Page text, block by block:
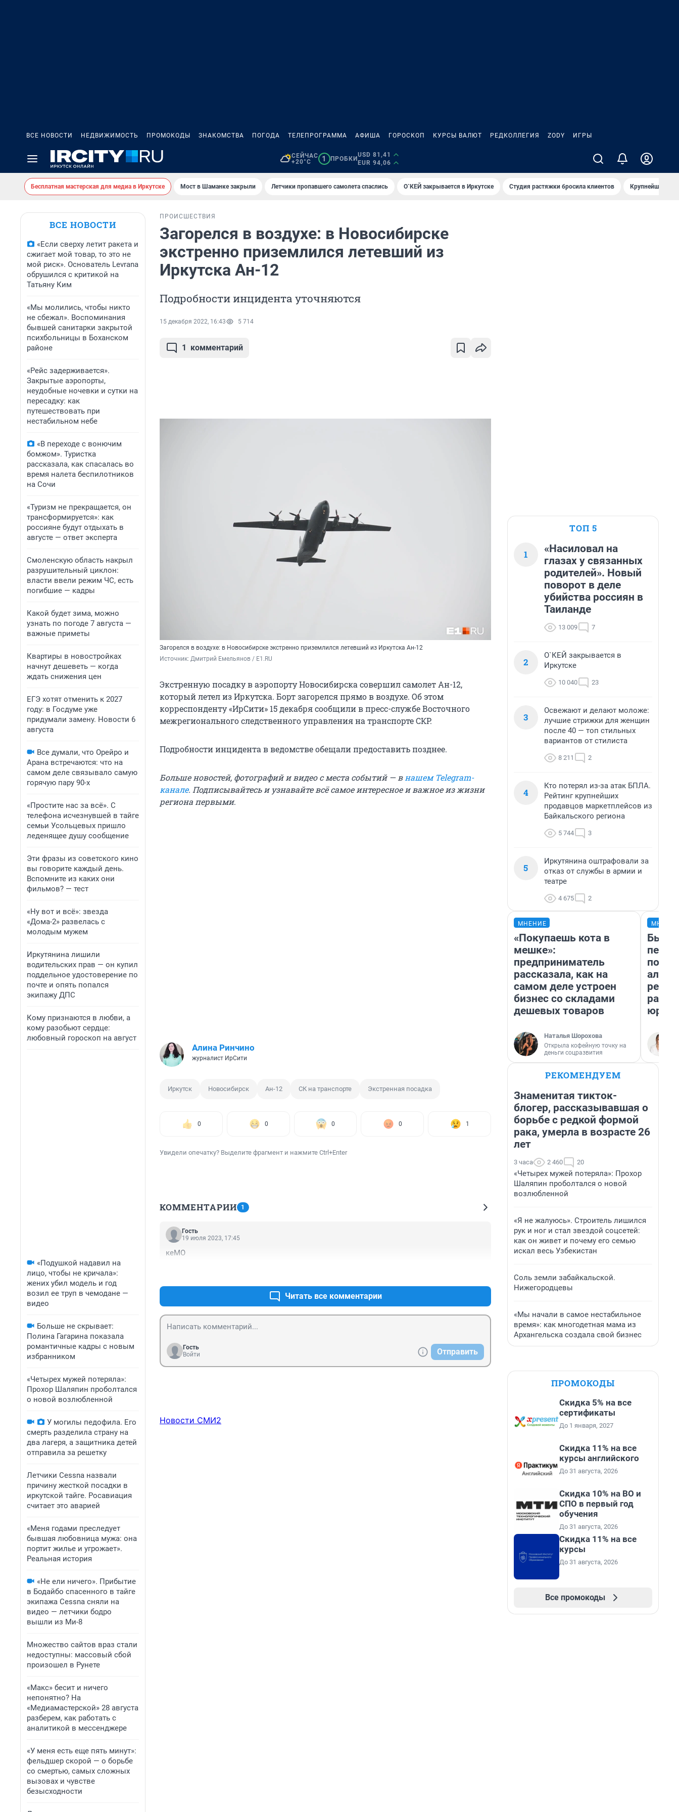
ВСЕ НОВОСТИ НЕДВИЖИМОСТЬ ПРОМОКОДЫ ЗНАКОМСТВА ПОГОДА ТЕЛЕПРОГРАММА АФИША ГОРОСКОП КУРСЫ ВАЛЮТ РЕДКОЛЛЕГИЯ ZODY ИГРЫ
СЕЙЧАС
+20°C
1 ПРОБКИ
USD 81,41
EUR 94,06
Бесплатная мастерская для медиа в Иркутске Мост в Шаманке закрыли Летчики пропавшего самолета спаслись О`КЕЙ закрывается в Иркутске Студия растяжки бросила клиентов Крупнейшие
ВСЕ НОВОСТИ
«Если сверху летит ракета и
сжигает мой товар, то это не
мой риск». Основатель Levrana
обрушился с критикой на
Татьяну Ким
«Мы молились, чтобы никто
не сбежал». Воспоминания
бывшей санитарки закрытой
психбольницы в Боханском
районе
«Рейс задерживается».
Закрытые аэропорты,
неудобные ночевки и сутки на
пересадку: как
путешествовать при
нестабильном небе
«В переходе с вонючим
бомжом». Туристка
рассказала, как спасалась во
время налета беспилотников
на Сочи
«Туризм не прекращается, он
трансформируется»: как
россияне будут отдыхать в
августе — ответ эксперта
Смоленскую область накрыл
разрушительный циклон:
власти ввели режим ЧС, есть
погибшие — кадры
Какой будет зима, можно
узнать по погоде 7 августа —
важные приметы
Квартиры в новостройках
начнут дешеветь — когда
ждать снижения цен
ЕГЭ хотят отменить к 2027
году: в Госдуме уже
придумали замену. Новости 6
августа
Все думали, что Орейро и
Арана встречаются: что на
самом деле связывало самую
горячую пару 90-х
«Простите нас за всё». С
телефона исчезнувшей в тайге
семьи Усольцевых пришло
леденящее душу сообщение
Эти фразы из советского кино
вы говорите каждый день.
Вспомните из каких они
фильмов? — тест
«Ну вот и всё»: звезда
«Дома-2» развелась с
молодым мужем
Иркутянина лишили
водительских прав — он купил
поддельное удостоверение по
почте и опять попался
экипажу ДПС
Кому признаются в любви, а
кому разобьют сердце:
любовный гороскоп на август
«Подушкой надавил на
лицо, чтобы не кричала»:
жених убил модель и год
возил ее труп в чемодане —
видео
Больше не скрывает:
Полина Гагарина показала
романтичные кадры с новым
избранником
«Четырех мужей потеряла»:
Прохор Шаляпин проболтался
о новой возлюбленной
У могилы педофила. Его
смерть разделила страну на
два лагеря, а защитника детей
отправила за решетку
Летчики Cessna назвали
причину жесткой посадки в
иркутской тайге. Росавиация
считает это аварией
«Меня годами преследует
бывшая любовница мужа: она
портит жилье и угрожает».
Реальная история
«Не ели ничего». Прибытие
в Бодайбо спасенного в тайге
экипажа Cessna сняли на
видео — летчики бодро
вышли из Ми-8
Множество сайтов враз стали
недоступны: массовый сбой
произошел в Рунете
«Макс» бесит и ничего
непонятно? На
«Медиамастерской» 28 августа
разберем, как работать с
аналитикой в мессенджере
«У меня есть еще пять минут»:
фельдшер скорой — о борьбе
со смертью, самых сложных
вызовах и чувстве
безысходности
ПРОИСШЕСТВИЯ
Загорелся в воздухе: в Новосибирске
экстренно приземлился летевший из
Иркутска Ан-12
Подробности инцидента уточняются
15 декабря 2022, 16:43 5 714
1 комментарий
Загорелся в воздухе: в Новосибирске экстренно приземлился летевший из Иркутска Ан-12
Источник: Дмитрий Емельянов / E1.RU
Экстренную посадку в аэропорту Новосибирска совершил самолет Ан-12,
который летел из Иркутска. Борт загорелся прямо в воздухе. Об этом
корреспонденту «ИрСити» 15 декабря сообщили в пресс-службе Восточного
межрегионального следственного управления на транспорте СКР.
Подробности инцидента в ведомстве обещали предоставить позднее.
Больше новостей, фотографий и видео с места событий — в нашем Telegram-
канале. Подписывайтесь и узнавайте всё самое интересное и важное из жизни
региона первыми.
Алина Ринчино
журналист ИрСити
Иркутск Новосибирск Ан-12 СК на транспорте Экстренная посадка
0 0 0 0 1
Увидели опечатку? Выделите фрагмент и нажмите Ctrl+Enter
КОММЕНТАРИИ 1
Гость
19 июля 2023, 17:45
кеМО
Читать все комментарии
Гость
Войти
Отправить
Новости СМИ2
ТОП 5
1
«Насиловал на
глазах у связанных
родителей». Новый
поворот в деле
убийства россиян в
Таиланде
13 009 7
2
О`КЕЙ закрывается в
Иркутске
10 040 23
3
Освежают и делают моложе:
лучшие стрижки для женщин
после 40 — топ стильных
вариантов от стилиста
8 211 2
4
Кто потерял из-за атак БПЛА.
Рейтинг крупнейших
продавцов маркетплейсов из
Байкальского региона
5 744 3
5
Иркутянина оштрафовали за
отказ от службы в армии и
театре
4 675 2
МНЕНИЕ
«Покупаешь кота в
мешке»:
предприниматель
рассказала, как на
самом деле устроен
бизнес со складами
дешевых товаров
Наталья Шорохова
Открыла кофейную точку на
деньги соцразвития
Был
РЕКОМЕНДУЕМ
Знаменитая тикток-
блогер, рассказывавшая о
борьбе с редкой формой
рака, умерла в возрасте 26
лет
3 часа 2 460 20
«Четырех мужей потеряла»: Прохор
Шаляпин проболтался о новой
возлюбленной
«Я не жалуюсь». Строитель лишился
рук и ног и стал звездой соцсетей:
как он живет и почему его семью
искал весь Узбекистан
Соль земли забайкальской.
Нижегородцевы
«Мы начали в самое нестабильное
время»: как многодетная мама из
Архангельска создала свой бизнес
ПРОМОКОДЫ
Скидка 5% на все
сертификаты
До 1 января, 2027
Скидка 11% на все
курсы английского
До 31 августа, 2026
Скидка 10% на ВО и
СПО в первый год
обучения
До 31 августа, 2026
Скидка 11% на все
курсы
До 31 августа, 2026
Все промокоды